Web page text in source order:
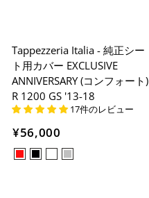
Tappezzeria Italia - 純正シー
ト用カバー EXCLUSIVE
ANNIVERSARY (コンフォート)
R 1200 GS '13-18
17件のレビュー
¥56,000